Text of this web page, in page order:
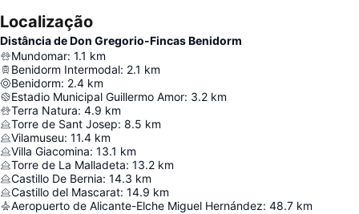
Localização
Distância de Don Gregorio-Fincas Benidorm
Mundomar: 1.1 km
Benidorm Intermodal: 2.1 km
Benidorm: 2.4 km
Estadio Municipal Guillermo Amor: 3.2 km
Terra Natura: 4.9 km
Torre de Sant Josep: 8.5 km
Vilamuseu: 11.4 km
Villa Giacomina: 13.1 km
Torre de La Malladeta: 13.2 km
Castillo De Bernia: 14.3 km
Castillo del Mascarat: 14.9 km
Aeropuerto de Alicante-Elche Miguel Hernández: 48.7 km